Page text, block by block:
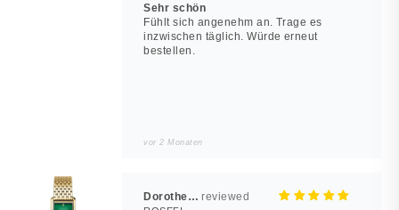
Sehr schön
Fühlt sich angenehm an. Trage es
inzwischen täglich. Würde erneut
bestellen.
vor 2 Monaten
Dorothea Hilbert